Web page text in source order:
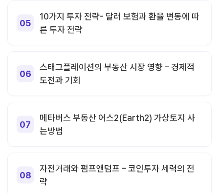
10가지 투자 전략- 달러 보험과 환율 변동에 따
른 투자 전략
스태그플레이션의 부동산 시장 영향 – 경제적
도전과 기회
메타버스 부동산 어스2(Earth2) 가상토지 사
는방법
자전거래와 펌프앤덤프 – 코인투자 세력의 전
략